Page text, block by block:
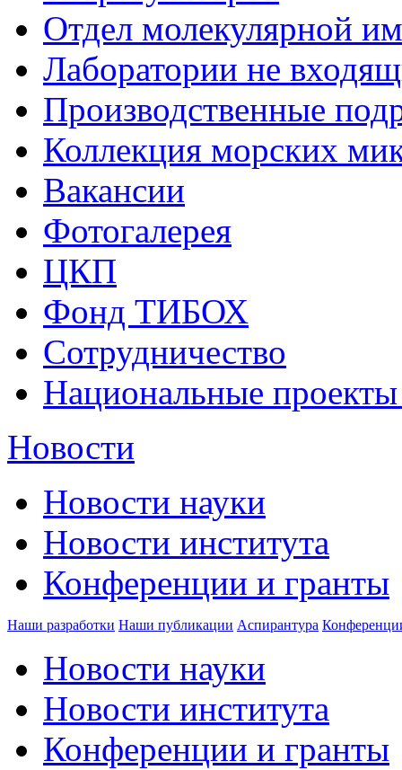
Отдел молекулярной
Лаборатории не
Производственные
Коллекция морских
Вакансии
Фотогалерея
ЦКП
Фонд ТИБОХ
Сотрудничество
Национальные
Новости
Новости науки
Новости института
Конференции и гранты
Наши разработки Наши публикации Аспирантура
Новости науки
Новости института
Конференции и гранты